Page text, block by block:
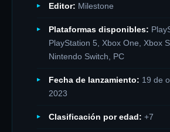
Editor: Milestone
Plataformas disponibles:
PlayStation 5, Xbox One, Xbox
Nintendo Switch, PC
Fecha de lanzamiento: 19 de
2023
Clasificación por edad: +7